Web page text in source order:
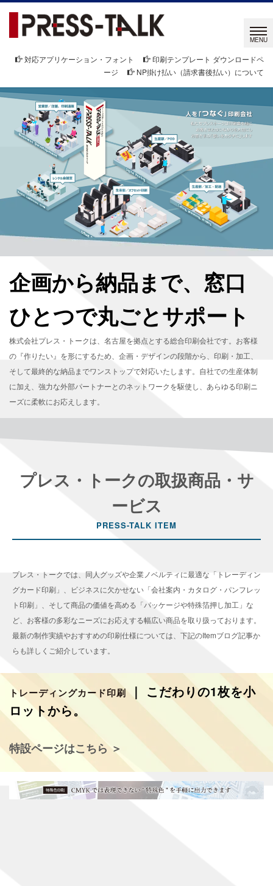
対応アプリケーション・フォント
印刷テンプレート ダウンロードペ
ージ
NP掛け払い（請求書後払い）について
企画から納品まで、窓口
ひとつで丸ごとサポート
株式会社プレス・トークは、名古屋を拠点とする総合印刷会社です。お客様
の『作りたい』を形にするため、企画・デザインの段階から、印刷・加工、
そして最終的な納品までワンストップで対応いたします。自社での生産体制
に加え、強力な外部パートナーとのネットワークを駆使し、あらゆる印刷ニ
ーズに柔軟にお応えします。
プレス・トークの取扱商品・サ
ービス
PRESS-TALK ITEM
プレス・トークでは、同人グッズや企業ノベルティに最適な「トレーディン
グカード印刷」、ビジネスに欠かせない「会社案内・カタログ・パンフレッ
ト印刷」、そして商品の価値を高める「パッケージや特殊箔押し加工」な
ど、お客様の多彩なニーズにお応えする幅広い商品を取り扱っております。
最新の制作実績やおすすめの印刷仕様については、下記のItemブログ記事か
らも詳しくご紹介しています。
トレーディングカード印刷
｜ こだわりの1枚を小
ロットから。
特設ページはこちら ＞